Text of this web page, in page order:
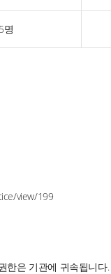
5명
view/199
한은 기관에 귀속됩니다.